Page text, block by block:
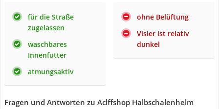
für die Straße
zugelassen
waschbares
Innenfutter
atmungsaktiv
ohne Belüftung
Visier ist relativ
dunkel
Fragen und Antworten zu Aclffshop Halbschalenhelm